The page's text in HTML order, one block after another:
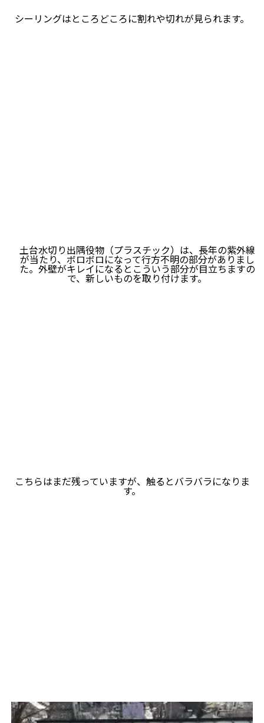
シーリングはところどころに割れや切れが見られます。
土台水切り出隅役物（プラスチック）は、長年の紫外線
が当たり、ボロボロになって行方不明の部分がありまし
た。外壁がキレイになるとこういう部分が目立ちますの
で、新しいものを取り付けます。
こちらはまだ残っていますが、触るとバラバラになりま
す。